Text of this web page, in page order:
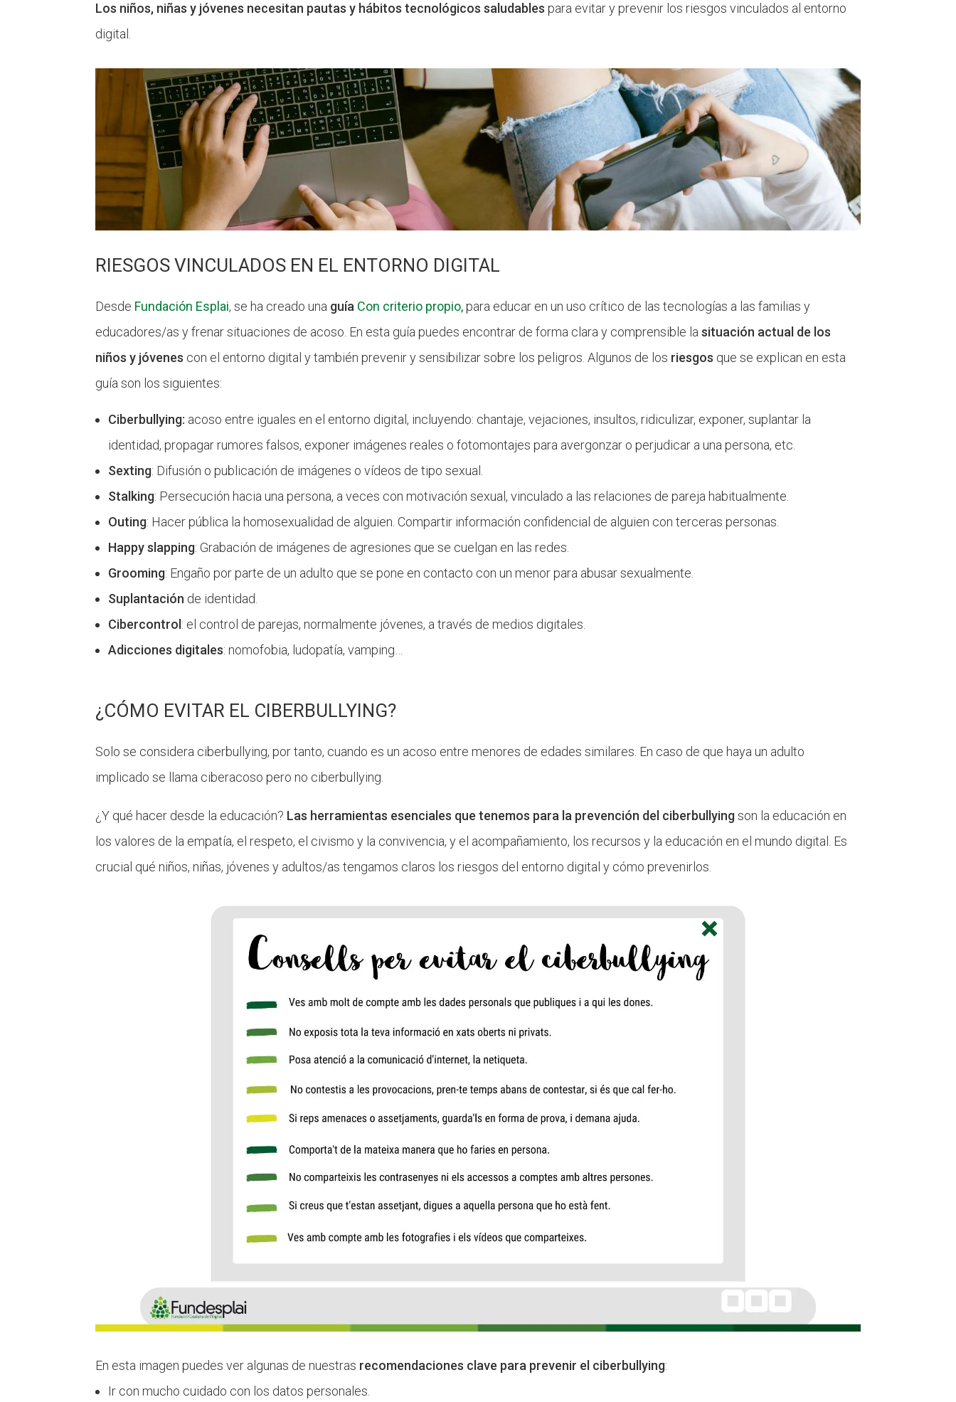
Los niños, niñas y jóvenes necesitan pautas y hábitos tecnológicos saludables para evitar y prevenir los riesgos vinculados al entorno
digital.
RIESGOS VINCULADOS EN EL ENTORNO DIGITAL
Desde Fundación Esplai, se ha creado una guía Con criterio propio, para educar en un uso crítico de las tecnologías a las familias y
educadores/as y frenar situaciones de acoso. En esta guía puedes encontrar de forma clara y comprensible lasituación actual de los
niños y jóvenes con el entorno digital y también prevenir y sensibilizar sobre los peligros. Algunos de los riesgos que se explican en esta
guía son los siguientes:
Ciberbullying: acoso entre iguales en el entorno digital, incluyendo: chantaje, vejaciones, insultos, ridiculizar, exponer, suplantar la
identidad, propagar rumores falsos, exponer imágenes reales o fotomontajes para avergonzar o perjudicar a una persona, etc.
Sexting: Difusión o publicación de imágenes o vídeos de tipo sexual.
Stalking: Persecución hacia una persona, a veces con motivación sexual, vinculado a las relaciones de pareja habitualmente.
Outing: Hacer pública la homosexualidad de alguien. Compartir información confidencial de alguien con terceras personas.
Happy slapping: Grabación de imágenes de agresiones que se cuelgan en las redes.
Grooming: Engaño por parte de un adulto que se pone en contacto con un menor para abusar sexualmente.
Suplantación de identidad.
Cibercontrol: el control de parejas, normalmente jóvenes, a través de medios digitales.
Adicciones digitales: nomofobia, ludopatía, vamping…
¿CÓMO EVITAR EL CIBERBULLYING?
Solo se considera ciberbullying, por tanto, cuando es un acoso entre menores de edades similares. En caso de que haya un adulto
implicado se llama ciberacoso pero no ciberbullying.
¿Y qué hacer desde la educación? Las herramientas esenciales que tenemos para la prevención del ciberbullyingson la educación en
los valores de la empatía, el respeto, el civismo y la convivencia, y el acompañamiento, los recursos y la educación en el mundo digital. Es
crucial qué niños, niñas, jóvenes y adultos/as tengamos claros los riesgos del entorno digital y cómo prevenirlos.
En esta imagen puedes ver algunas de nuestras recomendaciones clave para prevenir el ciberbullying:
Ir con mucho cuidado con los datos personales.